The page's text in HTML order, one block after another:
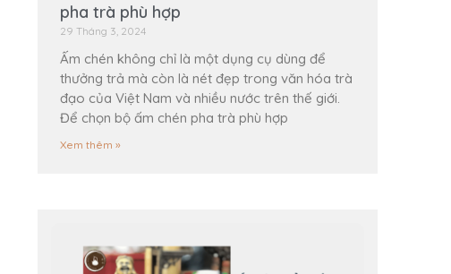
pha trà phù hợp
29 Tháng 3, 2024
Ấm chén không chỉ là một dụng cụ dùng để
thưởng trả mà còn là nét đẹp trong văn hóa trà
đạo của Việt Nam và nhiều nước trên thế giới.
Để chọn bộ ấm chén pha trà phù hợp
Xem thêm »